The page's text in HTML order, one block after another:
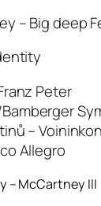
– Big deep
Peter
–
Allegro
– McCartney III